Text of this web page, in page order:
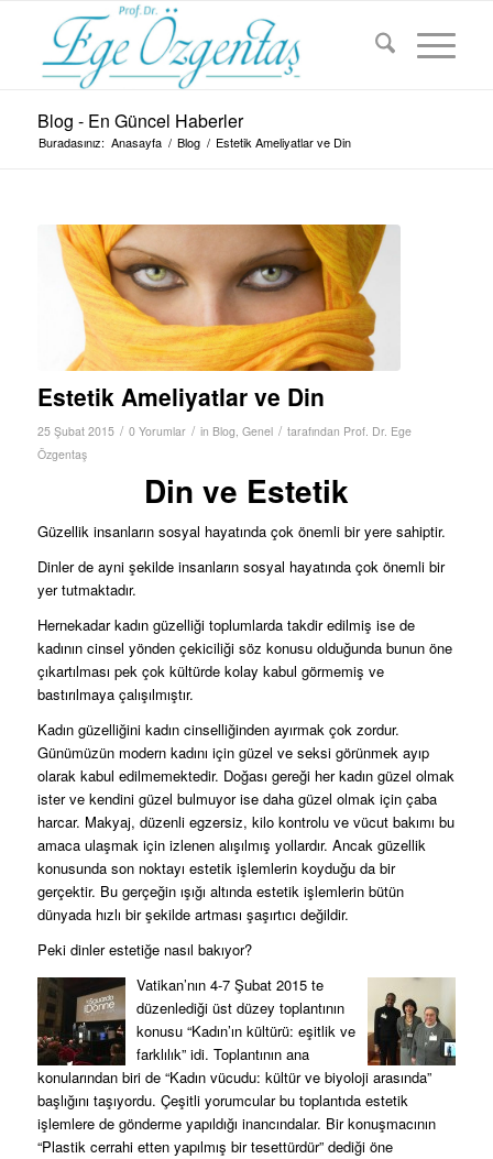
Blog - En Güncel Haberler
Buradasınız: Anasayfa / Blog / Estetik Ameliyatlar ve Din
Estetik Ameliyatlar ve Din
25 Şubat 2015 / 0 Yorumlar / in Blog Genel / tarafından Prof. Dr. Ege
Özgentaş
Din ve Estetik
Güzellik insanların sosyal hayatında çok önemli bir yere sahiptir.
Dinler de ayni şekilde insanların sosyal hayatında çok önemli bir
yer tutmaktadır.
Hernekadar kadın güzelliği toplumlarda takdir edilmiş ise de
kadının cinsel yönden çekiciliği söz konusu olduğunda bunun öne
çıkartılması pek çok kültürde kolay kabul görmemiş ve
bastırılmaya çalışılmıştır.
Kadın güzelliğini kadın cinselliğinden ayırmak çok zordur.
Günümüzün modern kadını için güzel ve seksi görünmek ayıp
olarak kabul edilmemektedir. Doğası gereği her kadın güzel olmak
ister ve kendini güzel bulmuyor ise daha güzel olmak için çaba
harcar. Makyaj, düzenli egzersiz, kilo kontrolu ve vücut bakımı bu
amaca ulaşmak için izlenen alışılmış yollardır. Ancak güzellik
konusunda son noktayı estetik işlemlerin koyduğu da bir
gerçektir. Bu gerçeğin ışığı altında estetik işlemlerin bütün
dünyada hızlı bir şekilde artması şaşırtıcı değildir.
Peki dinler estetiğe nasıl bakıyor?
Vatikan’nın 4-7 Şubat 2015 te
düzenlediği üst düzey toplantının
konusu “Kadın’ın kültürü: eşitlik ve
farklılık” idi. Toplantının ana
konularından biri de “Kadın vücudu: kültür ve biyoloji arasında”
başlığını taşıyordu. Çeşitli yorumcular bu toplantıda estetik
işlemlere de gönderme yapıldığı inancındalar. Bir konuşmacının
“Plastik cerrahi etten yapılmış bir tesettürdür” dediği öne